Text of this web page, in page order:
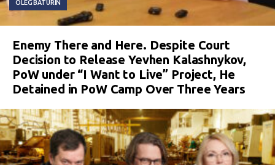
OLEG BATURIN
Enemy There and Here. Despite Court
Decision to Release Yevhen Kalashnykov,
PoW under “I Want to Live” Project, He
Detained in PoW Camp Over Three Years